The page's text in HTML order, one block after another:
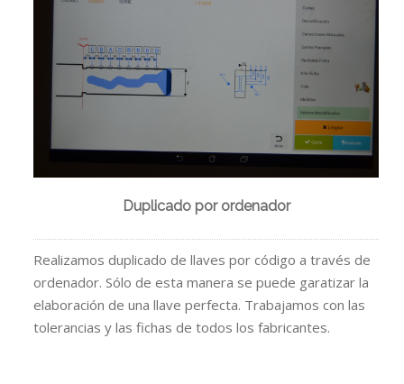
Duplicado por ordenador
Realizamos duplicado de llaves por código a través de
ordenador. Sólo de esta manera se puede garatizar la
elaboración de una llave perfecta. Trabajamos con las
tolerancias y las fichas de todos los fabricantes.